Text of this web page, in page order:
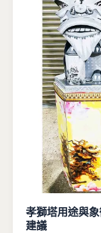
孝獅塔用途與
建議